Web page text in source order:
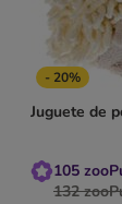
- 20%
Juguete de
105
132